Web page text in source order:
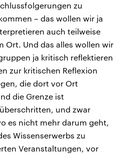
zu
– das wollen wir ja
auch teilweise
Ort. Und das alles wollen wir
ja kritisch reflektieren
zur kritischen Reflexion
die dort vor Ort
die Grenze ist
und zwar
es nicht mehr darum geht,
Wissenserwerbs zu
Veranstaltungen, vor